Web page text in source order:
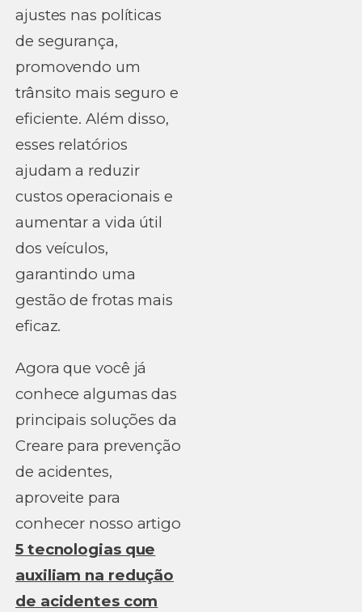
ajustes nas políticas
de segurança,
promovendo um
trânsito mais seguro e
eficiente. Além disso,
esses relatórios
ajudam a reduzir
custos operacionais e
aumentar a vida útil
dos veículos,
garantindo uma
gestão de frotas mais
eficaz.
Agora que você já
conhece algumas das
principais soluções da
Creare para prevenção
de acidentes,
aproveite para
conhecer nosso artigo
5 tecnologias que
auxiliam na redução
de acidentes com